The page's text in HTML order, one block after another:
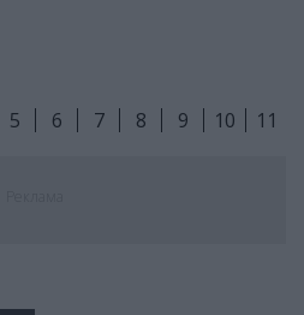
5 6 7 8 9 10 11